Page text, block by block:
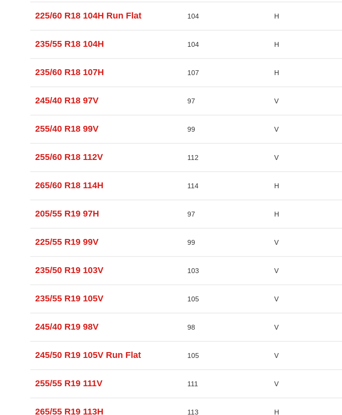
225/60 R18 104H Run Flat 104 H
235/55 R18 104H 104 H
235/60 R18 107H 107 H
245/40 R18 97V 97 V
255/40 R18 99V 99 V
255/60 R18 112V 112 V
265/60 R18 114H 114 H
205/55 R19 97H 97 H
225/55 R19 99V 99 V
235/50 R19 103V 103 V
235/55 R19 105V 105 V
245/40 R19 98V 98 V
245/50 R19 105V Run Flat 105 V
255/55 R19 111V 111 V
265/55 R19 113H 113 H